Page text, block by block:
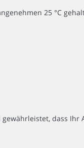
25 °C
dass